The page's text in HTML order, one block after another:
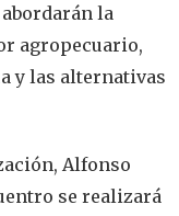
la
agropecuario,
y las alternativas
Alfonso
se realizará